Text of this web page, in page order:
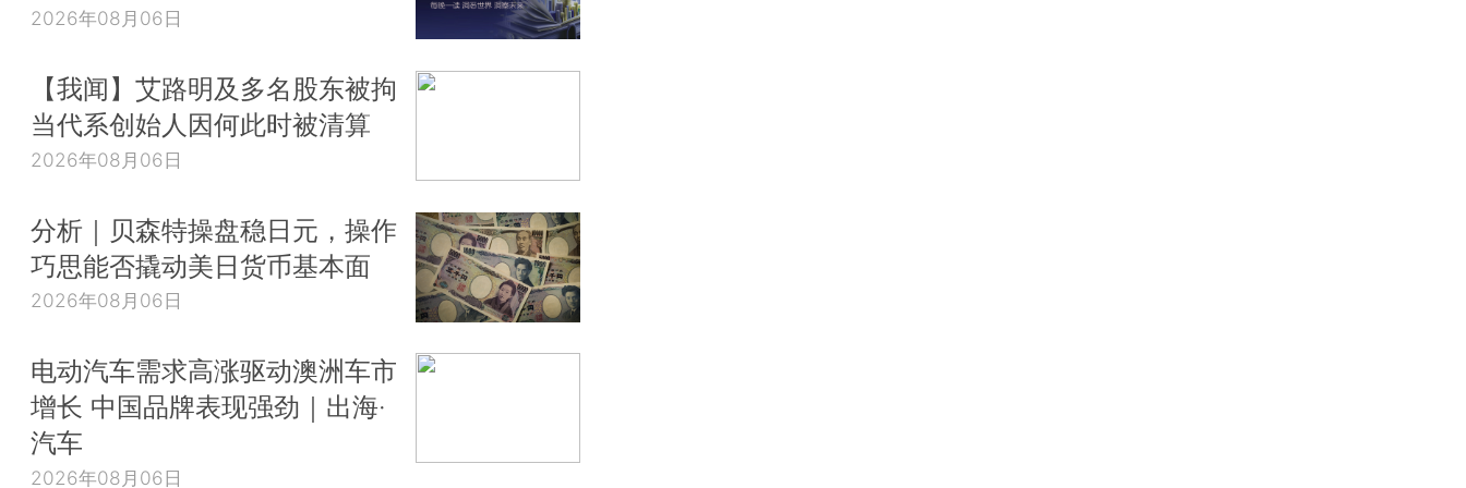
2026年08月06日
【我闻】艾路明及多名股东被拘
当代系创始人因何此时被清算
2026年08月06日
分析｜贝森特操盘稳日元，操作
巧思能否撬动美日货币基本面
2026年08月06日
电动汽车需求高涨驱动澳洲车市
增长 中国品牌表现强劲｜出海·
汽车
2026年08月06日